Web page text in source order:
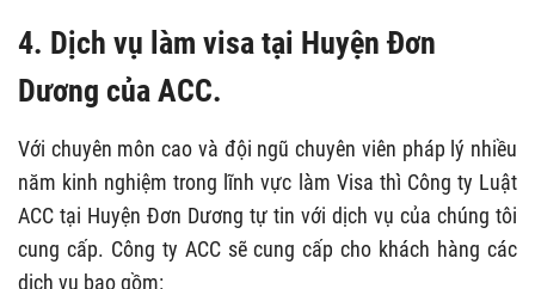
4. Dịch vụ làm visa tại Huyện Đơn
Dương của ACC.
Với chuyên môn cao và đội ngũ chuyên viên pháp lý nhiều
năm kinh nghiệm trong lĩnh vực làm Visa thì Công ty Luật
ACC tại Huyện Đơn Dương tự tin với dịch vụ của chúng tôi
cung cấp. Công ty ACC sẽ cung cấp cho khách hàng các
dịch vụ bao gồm: